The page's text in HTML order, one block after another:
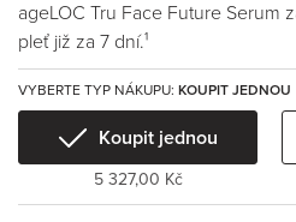
ageLOC Tru Face Future Serum
pleť již za 7 dní.¹
VYBERTE TYP NÁKUPU: KOUPIT JEDNOU
Koupit jednou
5 327,00 Kč